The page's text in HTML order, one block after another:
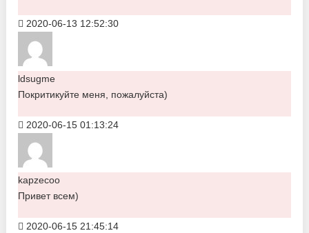
2020-06-13 12:52:30
ldsugme
Покритикуйте меня, пожалуйста)
2020-06-15 01:13:24
kapzecoo
Привет всем)
2020-06-15 21:45:14